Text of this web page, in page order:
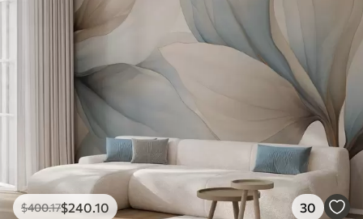
$400.17$240 .10 30